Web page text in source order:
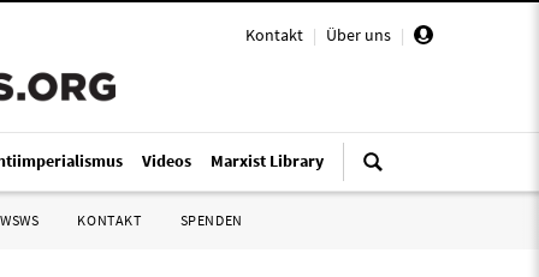
Kontakt | Über uns |
Videos Marxist Library
KONTAKT SPENDEN